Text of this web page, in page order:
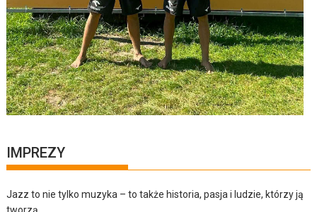
IMPREZY
Jazz to nie tylko muzyka – to także historia, pasja i ludzie, którzy ją